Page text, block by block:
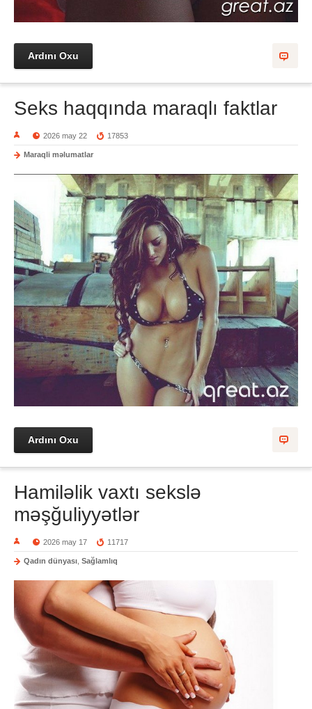
Ardını Oxu
Seks haqqında maraqlı faktlar
2026 may 22 17853
Maraqli məlumatlar
Ardını Oxu
Hamiləlik vaxtı sekslə
məşğuliyyətlər
2026 may 17 11717
Qadın dünyası Sağlamlıq